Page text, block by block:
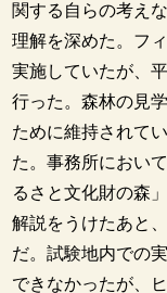
関する自らの考え
理解を深めた。フ
実施していたが、
行った。森林の見
ために維持されて
た。事務所におい
るさと文化財の森
解説をうけたあと
だ。試験地内での
できなかったが、